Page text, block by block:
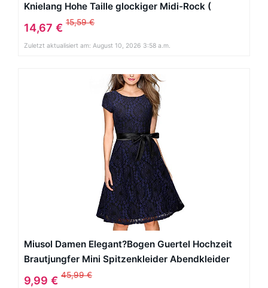
Knielang Hohe Taille glockiger Midi-Rock (
Weinrot EU M )
14,67 € 15,59 €
Zuletzt aktualisiert am: August 10, 2026 3:58 a.m.
Miusol Damen Elegant?Bogen Guertel Hochzeit
Brautjungfer Mini Spitzenkleider Abendkleider
Navy Blau Gr.3XL
9,99 € 45,99 €